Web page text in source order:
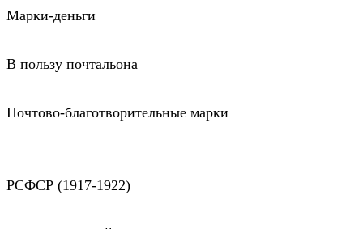
Марки-деньги
В пользу почтальона
Почтово-благотворительные марки
РСФСР (1917-1922)